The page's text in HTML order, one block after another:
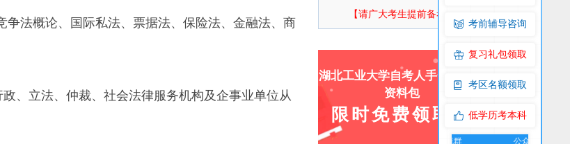
法概论、国际私法、票据法、保险法、金融法、商
立法、仲裁、社会法律服务机构及企事业单位从
【请广大考生提前备考】
湖北工业大学自考人手一份上岸
资料包
限时免费领取！
考前辅导咨询
复习礼包领取
考区名额领取
低学历考本科